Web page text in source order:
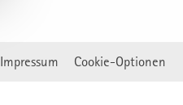
Impressum Cookie-Optionen